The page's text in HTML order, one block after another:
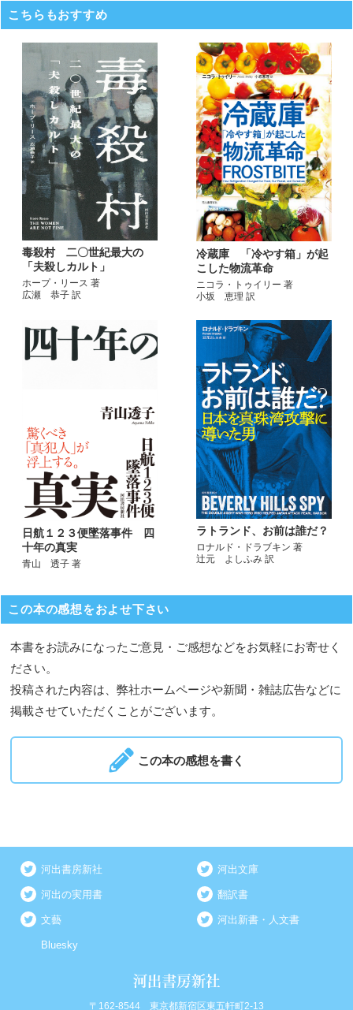
こちらもおすすめ
毒殺村 二〇世紀最大の
「夫殺しカルト」
ホープ・リース 著
広瀬 恭子 訳
冷蔵庫 「冷やす箱」が起
こした物流革命
ニコラ・トゥイリー 著
小坂 恵理 訳
日航１２３便墜落事件 四
十年の真実
青山 透子 著
ラトランド、お前は誰だ？
ロナルド・ドラブキン 著
辻元 よしふみ 訳
この本の感想をおよせ下さい
本書をお読みになったご意見・ご感想などをお気軽にお寄せく
ださい。
投稿された内容は、弊社ホームページや新聞・雑誌広告などに
掲載させていただくことがございます。
この本の感想を書く
河出書房新社 河出文庫
河出の実用書 翻訳書
文藝 河出新書・人文書
Bluesky
〒162-8544 東京都新宿区東五軒町2-13